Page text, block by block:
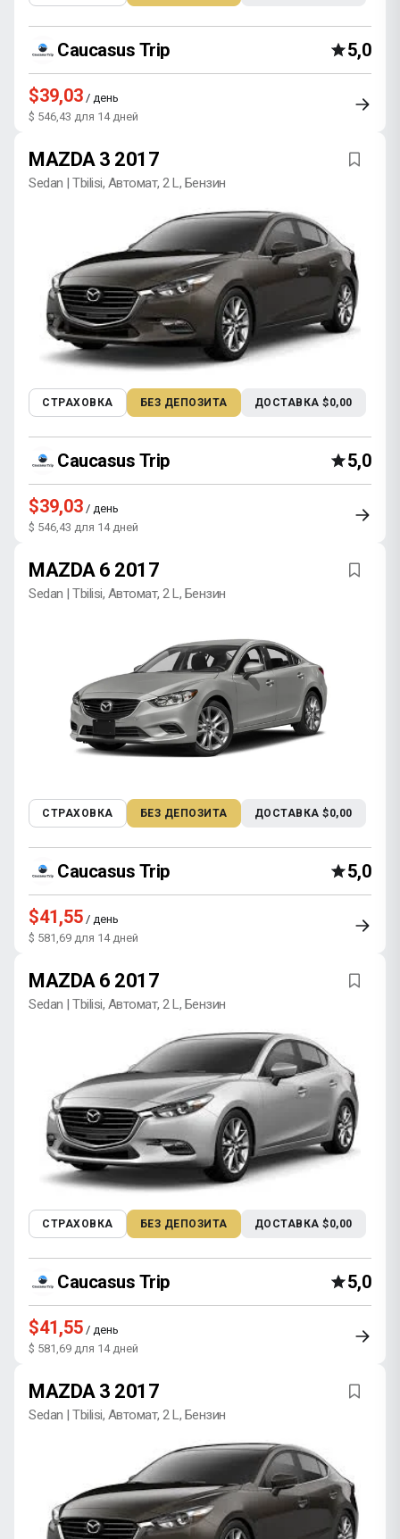
Caucasus Trip 5,0
$39,03 / день
$ 546,43 для 14 дней
MAZDA 3 2017
Sedan | Tbilisi, Автомат, 2 L, Бензин
СТРАХОВКА БЕЗ ДЕПОЗИТА ДОСТАВКА $0,00
Caucasus Trip 5,0
$39,03 / день
$ 546,43 для 14 дней
MAZDA 6 2017
Sedan | Tbilisi, Автомат, 2 L, Бензин
СТРАХОВКА БЕЗ ДЕПОЗИТА ДОСТАВКА $0,00
Caucasus Trip 5,0
$41,55 / день
$ 581,69 для 14 дней
MAZDA 6 2017
Sedan | Tbilisi, Автомат, 2 L, Бензин
СТРАХОВКА БЕЗ ДЕПОЗИТА ДОСТАВКА $0,00
Caucasus Trip 5,0
$41,55 / день
$ 581,69 для 14 дней
MAZDA 3 2017
Sedan | Tbilisi, Автомат, 2 L, Бензин